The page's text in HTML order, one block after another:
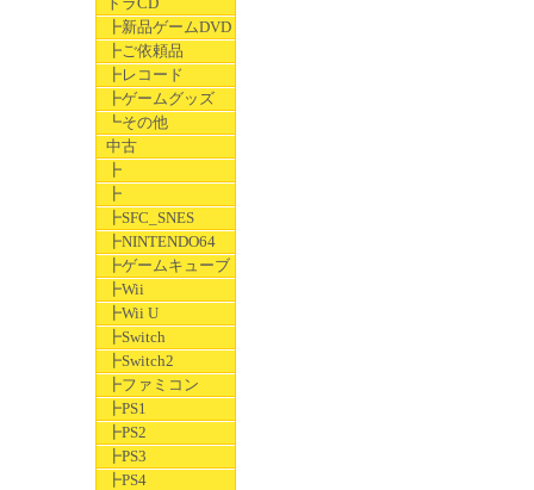
┣新品ゲームDVD
┣ご依頼品
┣レコード
┣ゲームグッズ
┗その他
中古
┣
┣
┣SFC_SNES
┣NINTENDO64
┣ゲームキューブ
┣Wii
┣Wii U
┣Switch
┣Switch2
┣ファミコン
┣PS1
┣PS2
┣PS3
┣PS4